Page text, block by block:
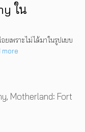
ใน
เพราะไม่ได้มาในรูปแบบ
more
, Motherland: Fort